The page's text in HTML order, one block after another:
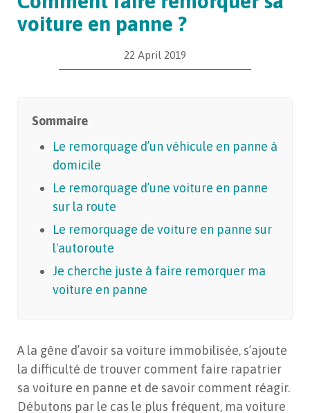
voiture en panne ?
22 April 2019
Sommaire
Le remorquage d’un véhicule en panne à
domicile
Le remorquage d’une voiture en panne
sur la route
Le remorquage de voiture en panne sur
l'autoroute
Je cherche juste à faire remorquer ma
voiture en panne
A la gêne d’avoir sa voiture immobilisée, s’ajoute
la difficulté de trouver comment faire rapatrier
sa voiture en panne et de savoir comment réagir.
Débutons par le cas le plus fréquent, ma voiture